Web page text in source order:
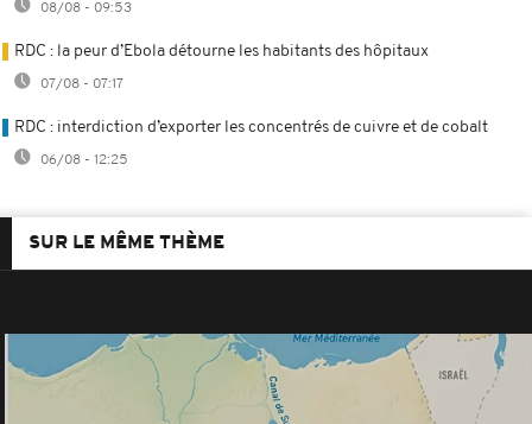
08/08 - 09:53
RDC : la peur d’Ebola détourne les habitants des hôpitaux
07/08 - 07:17
RDC : interdiction d’exporter les concentrés de cuivre et de cobalt
06/08 - 12:25
SUR LE MÊME THÈME